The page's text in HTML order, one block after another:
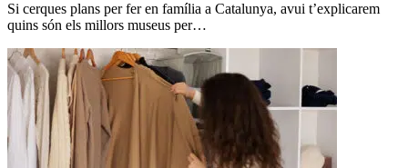
Si cerques plans per fer en família a Catalunya, avui t’explicarem
quins són els millors museus per…